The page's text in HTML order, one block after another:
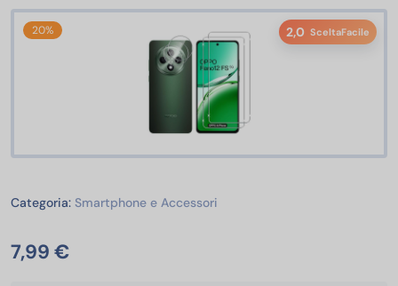
20% 2,0 SceltaFacile
Categoria: Smartphone e Accessori
7,99 €